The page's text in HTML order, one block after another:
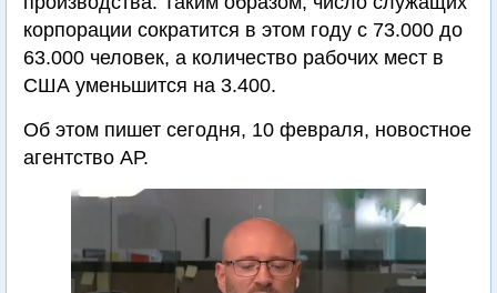
корпорации сократится в этом году с 73.000 до
63.000 человек, а количество рабочих мест в
США уменьшится на 3.400.
Об этом пишет сегодня, 10 февраля, новостное
агентство АР.